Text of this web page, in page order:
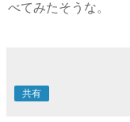
べてみたそうな。
共有